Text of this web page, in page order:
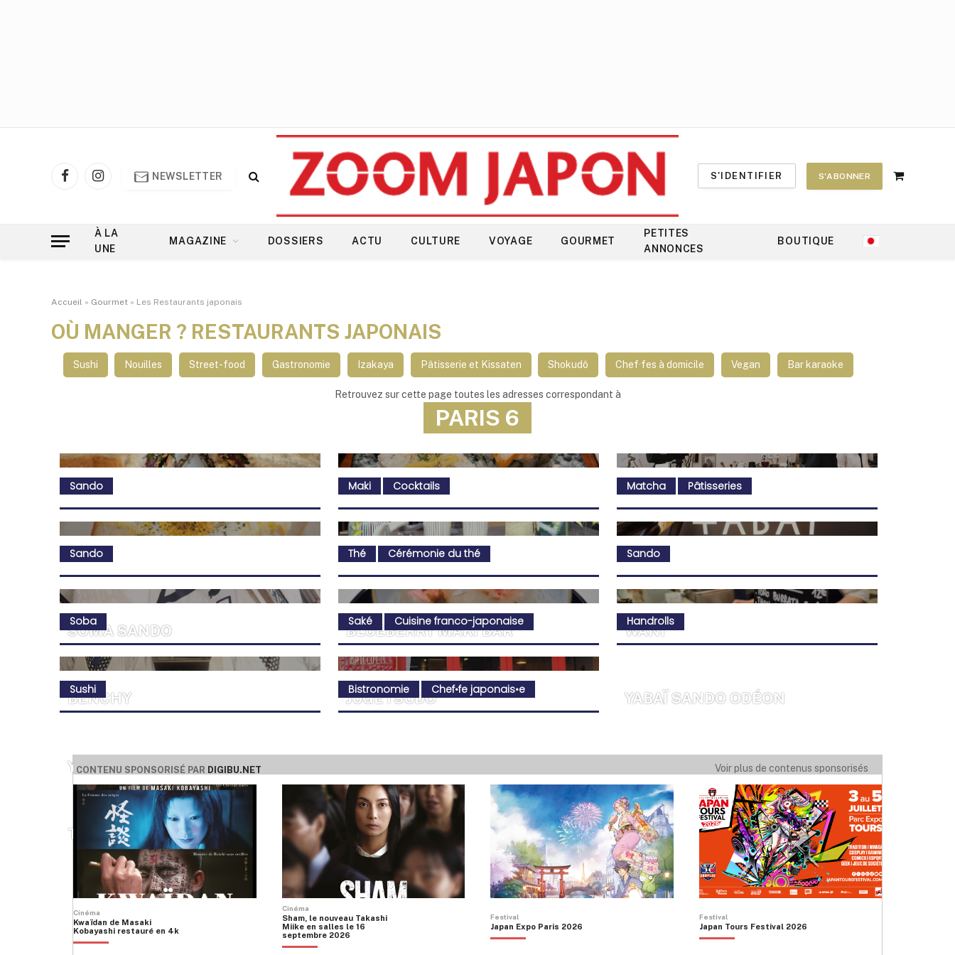
FacebookInstagram
NEWSLETTER S'IDENTIFIER S'ABONNER
Shopping
À LA
UNE
MAGAZINE DOSSIERS ACTU CULTURE VOYAGE GOURMET
PETITES
ANNONCES
BOUTIQUE
Accueil » Gourmet » Les Restaurants japonais
OÙ MANGER ? RESTAURANTS JAPONAIS
Sushi Nouilles Street-food Gastronomie Izakaya Pâtisserie et Kissaten Shokudô Chef·fes à domicile Vegan Bar karaoke
Retrouvez sur cette page toutes les adresses correspondant à
PARIS 6
SŌMA SANDO
Sando
BLUEBERRY MAKI BAR
Maki Cocktails
WANI
Matcha Pâtisseries
BENCHY
Sando
JUGETSUDO
Thé Cérémonie du thé
YABAÏ SANDO ODÉON
Sando
YEN
Soba Saké Cuisine franco-japonaise Handrolls
TSUKIZI
Sushi
BAILLOTTE
Bistronomie Chef•fe japonais•e
CONTENU SPONSORISÉ PAR DIGIBU.NET Voir plus de contenus sponsorisés
Cinéma
Kwaïdan de Masaki
Kobayashi restauré en 4k
Cinéma
Sham, le nouveau Takashi
Miike en salles le 16
septembre 2026
Festival
Japan Expo Paris 2026
Festival
Japan Tours Festival 2026